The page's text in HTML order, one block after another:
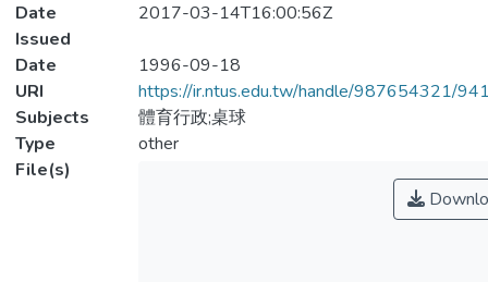
Date
Issued
2017-03-14T16:00:56Z
Date
1996-09-18
URI
https://ir.ntus.edu.tw/handle/987654321/
Subjects
體育行政;桌球
Type
other
File(s)